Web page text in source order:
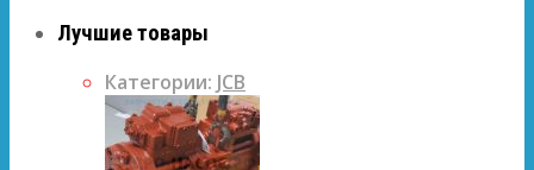
Лучшие товары
Категории: JCB